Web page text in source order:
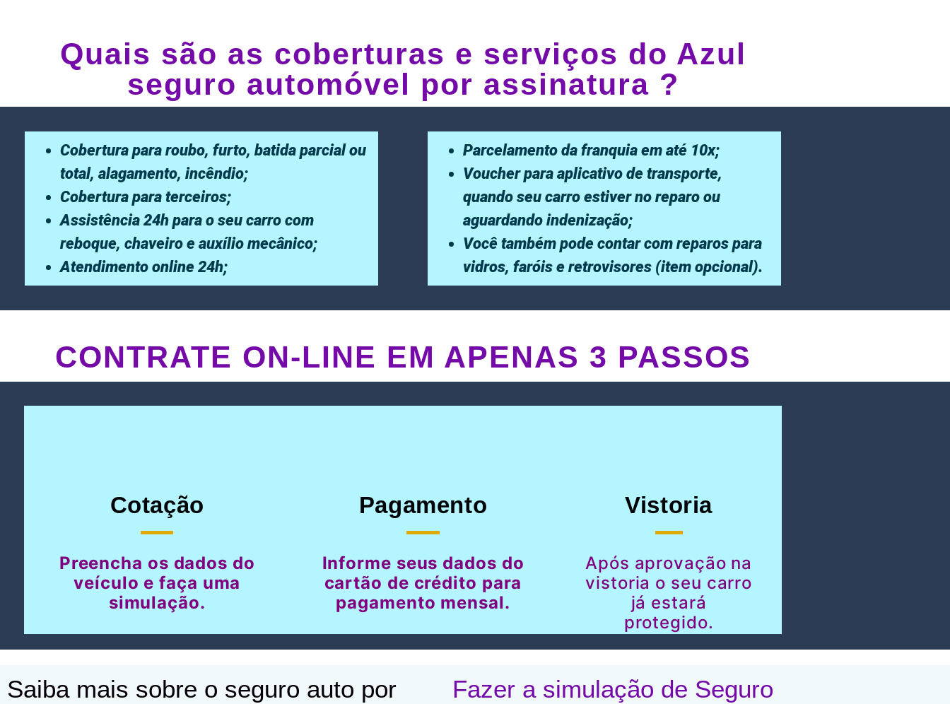
Quais são as coberturas e serviços do Azul
seguro automóvel por assinatura ?
Cobertura para roubo, furto, batida parcial ou
total, alagamento, incêndio;
Cobertura para terceiros;
Assistência 24h para o seu carro com
reboque, chaveiro e auxílio mecânico;
Atendimento online 24h;
Parcelamento da franquia em até 10x;
Voucher para aplicativo de transporte,
quando seu carro estiver no reparo ou
aguardando indenização;
Você também pode contar com reparos para
vidros, faróis e retrovisores (item opcional).
CONTRATE ON-LINE EM APENAS 3 PASSOS
Cotação
Preencha os dados do
veículo e faça uma
simulação.
Pagamento
Informe seus dados do
cartão de crédito para
pagamento mensal.
Vistoria
Após aprovação na
vistoria o seu carro
já estará
protegido.
Saiba mais sobre o seguro auto por
Fazer a simulação de Seguro